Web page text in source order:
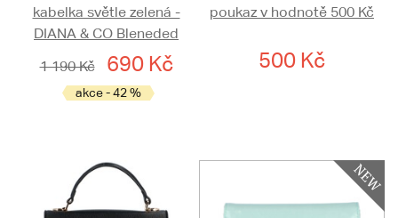
kabelka světle zelená -
DIANA & CO Bleneded
1 190 Kč
690 Kč
akce - 42 %
poukaz v hodnotě 500 Kč
500 Kč